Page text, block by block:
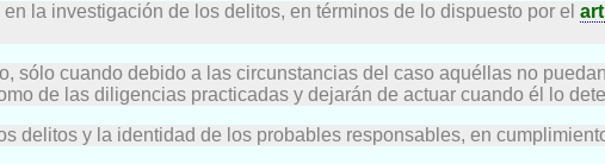
la investigación de los delitos, en términos de lo dispuesto por el
sólo cuando debido a las circunstancias del caso aquéllas no
de las diligencias practicadas y dejarán de actuar cuando él lo
delitos y la identidad de los probables responsables, en